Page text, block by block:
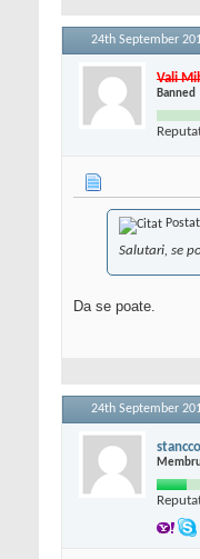
24th September
Vali
Banned
Salutari, se
Da se poate.
24th September